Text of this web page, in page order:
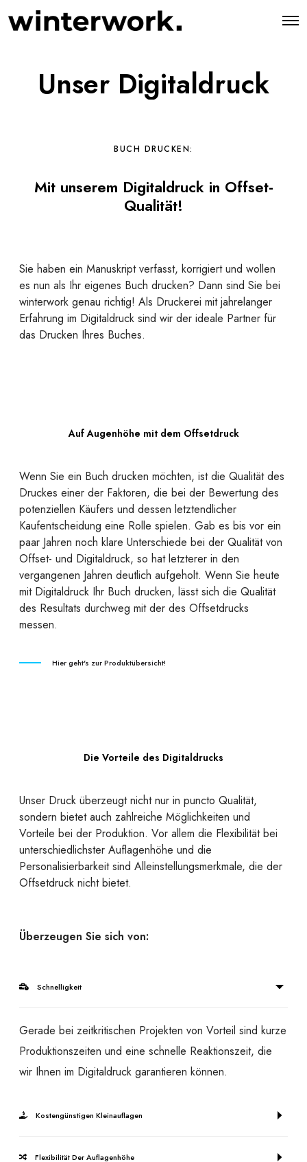
O
Unser Digitaldruck
BUCH DRUCKEN:
Mit unserem Digitaldruck in Offset-
Qualität!
Sie haben ein Manuskript verfasst, korrigiert und wollen
es nun als Ihr eigenes Buch drucken? Dann sind Sie bei
winterwork genau richtig! Als Druckerei mit jahrelanger
Erfahrung im Digitaldruck sind wir der ideale Partner für
das Drucken Ihres Buches.
Auf Augenhöhe mit dem Offsetdruck
Wenn Sie ein Buch drucken möchten, ist die Qualität des
Druckes einer der Faktoren, die bei der Bewertung des
potenziellen Käufers und dessen letztendlicher
Kaufentscheidung eine Rolle spielen. Gab es bis vor ein
paar Jahren noch klare Unterschiede bei der Qualität von
Offset- und Digitaldruck, so hat letzterer in den
vergangenen Jahren deutlich aufgeholt. Wenn Sie heute
mit Digitaldruck Ihr Buch drucken, lässt sich die Qualität
des Resultats durchweg mit der des Offsetdrucks
messen.
Hier geht's zur Produktübersicht!
Die Vorteile des Digitaldrucks
Unser Druck überzeugt nicht nur in puncto Qualität,
sondern bietet auch zahlreiche Möglichkeiten und
Vorteile bei der Produktion. Vor allem die Flexibilität bei
unterschiedlichster Auflagenhöhe und die
Personalisierbarkeit sind Alleinstellungsmerkmale, die der
Offsetdruck nicht bietet.
Überzeugen Sie sich von:
Schnelligkeit
Gerade bei zeitkritischen Projekten von Vorteil sind kurze
Produktionszeiten und eine schnelle Reaktionszeit, die
wir Ihnen im Digitaldruck garantieren können.
Kostengünstigen Kleinauflagen
Flexibilität Der Auflagenhöhe